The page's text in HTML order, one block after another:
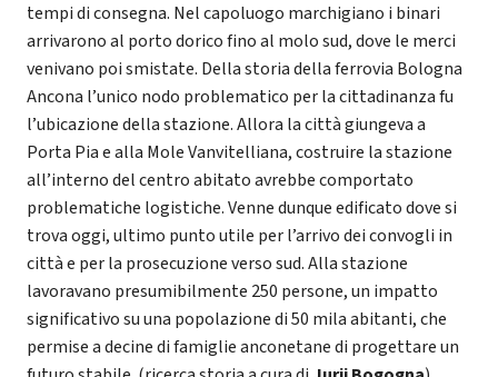
tempi di consegna. Nel capoluogo marchigiano i binari
arrivarono al porto dorico fino al molo sud, dove le merci
venivano poi smistate. Della storia della ferrovia Bologna
Ancona l’unico nodo problematico per la cittadinanza fu
l’ubicazione della stazione. Allora la città giungeva a
Porta Pia e alla Mole Vanvitelliana, costruire la stazione
all’interno del centro abitato avrebbe comportato
problematiche logistiche. Venne dunque edificato dove si
trova oggi, ultimo punto utile per l’arrivo dei convogli in
città e per la prosecuzione verso sud. Alla stazione
lavoravano presumibilmente 250 persone, un impatto
significativo su una popolazione di 50 mila abitanti, che
permise a decine di famiglie anconetane di progettare un